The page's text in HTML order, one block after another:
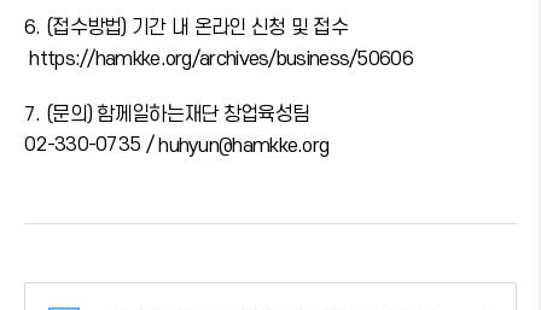
6. (접수방법) 기간 내 온라인 신청 및 접수
https://hamkke.org/archives/business/50606
7. (문의) 함께일하는재단 창업육성팀
02-330-0735 / huhyun@hamkke.org